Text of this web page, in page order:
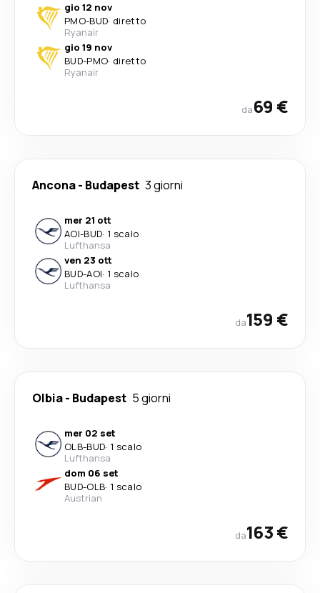
gio 12 nov
PMO-BUD· diretto
Ryanair
gio 19 nov
BUD-PMO· diretto
Ryanair
da69 €
Ancona- Budapest 3 giorni
mer 21 ott
AOI-BUD· 1 scalo
Lufthansa
ven 23 ott
BUD-AOI· 1 scalo
Lufthansa
da159 €
Olbia- Budapest 5 giorni
mer 02 set
OLB-BUD· 1 scalo
Lufthansa
dom 06 set
BUD-OLB· 1 scalo
Austrian
da163 €